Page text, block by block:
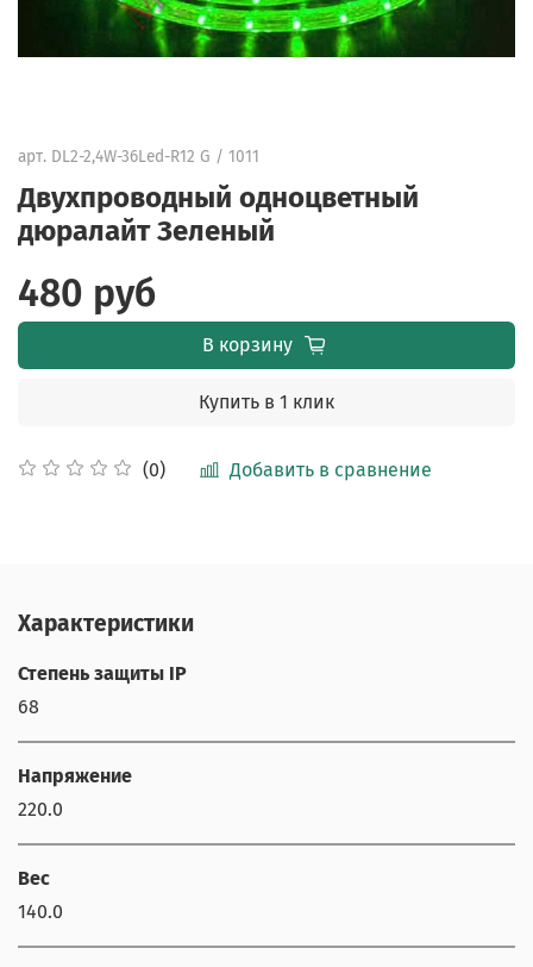
арт. DL2-2,4W-36Led-R12 G / 1011
Двухпроводный одноцветный
дюралайт Зеленый
(0) Добавить в сравнение
480 руб
В корзину
Купить в 1 клик
Характеристики
Степень защиты IP
68
Напряжение
220.0
Вес
140.0